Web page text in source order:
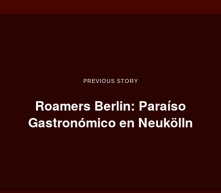
PREVIOUS STORY
Roamers Berlin: Paraíso
Gastronómico en Neukölln